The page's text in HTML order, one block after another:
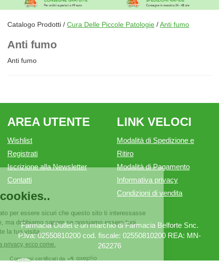
Catalogo Prodotti / Cura Delle Piccole Patologie /Anti fumo
Anti fumo
Anti fumo
AREA UTENTE
Wishlist
Registrati
Iscrizione alla Newsletter
Contatti
LINK VELOCI
Modalità di Spedizione e
Ritiro
Modalità di Pagamento
Informativa privacy
Condizioni di vendita
Farmacia Outlet è un marchio di Farmacia Belforte Snc.
P.Iva: 02550810200 cod. fiscale: 02550810200 REA: MN-
262276